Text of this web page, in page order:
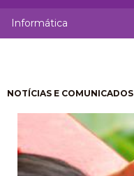
Informática
NOTÍCIAS E COMUNICADOS
Paginação